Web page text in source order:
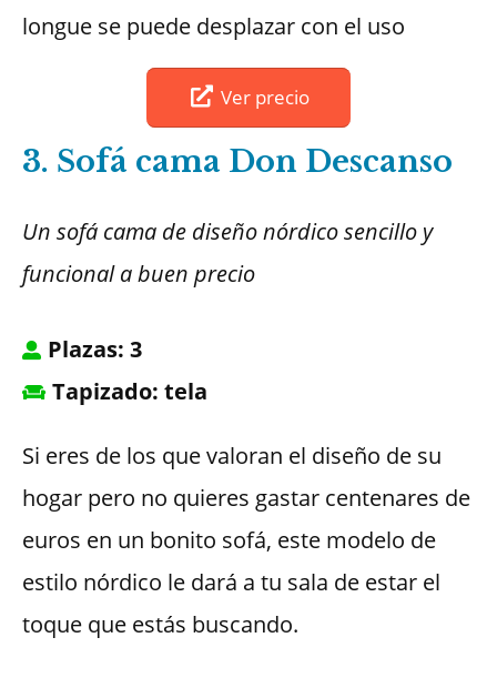
longue se puede desplazar con el uso
Ver precio
3. Sofá cama Don Descanso
Un sofá cama de diseño nórdico sencillo y
funcional a buen precio
Plazas: 3
Tapizado: tela
Si eres de los que valoran el diseño de su
hogar pero no quieres gastar centenares de
euros en un bonito sofá, este modelo de
estilo nórdico le dará a tu sala de estar el
toque que estás buscando.